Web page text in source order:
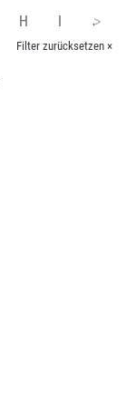
H I J
Filter zurücksetzen ×